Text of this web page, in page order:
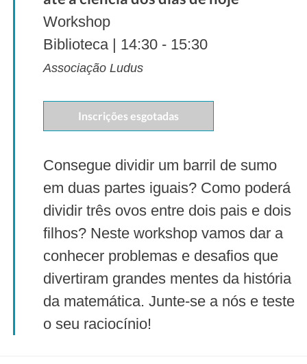
Workshop
Biblioteca | 14:30 - 15:30
Associação Ludus
Inscrições esgotadas
Consegue dividir um barril de sumo
em duas partes iguais? Como poderá
dividir três ovos entre dois pais e dois
filhos? Neste workshop vamos dar a
conhecer problemas e desafios que
divertiram grandes mentes da história
da matemática. Junte-se a nós e teste
o seu raciocínio!